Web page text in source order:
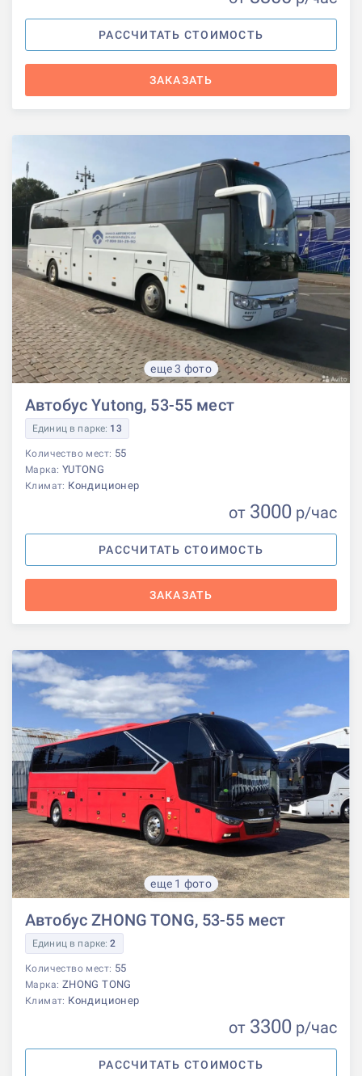
РАССЧИТАТЬ СТОИМОСТЬ
ЗАКАЗАТЬ
еще 3 фото
Автобус Yutong, 53-55 мест
Единиц в парке: 13
Количество мест: 55
Марка: YUTONG
Климат: Кондиционер
от 3000 р/час
РАССЧИТАТЬ СТОИМОСТЬ
ЗАКАЗАТЬ
еще 1 фото
Автобус ZHONG TONG, 53-55 мест
Единиц в парке:2
Количество мест: 55
Марка: ZHONG TONG
Климат: Кондиционер
от 3300 р/час
РАССЧИТАТЬ СТОИМОСТЬ